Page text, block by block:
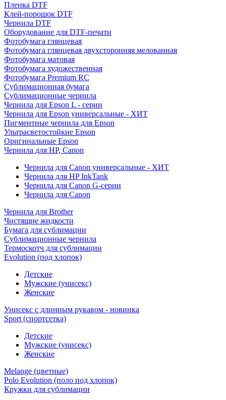
Пленка DTF
Клей-порошок DTF
Чернила DTF
Оборудование для DTF-печати
Фотобумага глянцевая
Фотобумага глянцевая двухсторонняя мелованная
Фотобумага матовая
Фотобумага художественная
Фотобумага Premium RC
Сублимационная бумага
Сублимационные чернила
Чернила для Epson L - серии
Чернила для Epson универсальные - ХИТ
Пигментные чернила для Epson
Ультрасветостойкие Epson
Оригинальные Epson
Чернила для HP, Canon
Чернила для Canon универсальные - ХИТ
Чернила для HP InkTank
Чернила для Canon G-серии
Чернила для Canon
Чернила для Brother
Чистящие жидкости
Бумага для сублимации
Сублимационные чернила
Термоскотч для сублимации
Evolution (под хлопок)
Детские
Мужские (унисекс)
Женские
Унисекс с длинным рукавом - новинка
Sport (спортсетка)
Детские
Мужские (унисекс)
Женские
Melange (цветные)
Polo Evolution (поло под хлопок)
Кружки для сублимации